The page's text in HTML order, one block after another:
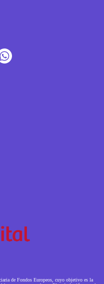
de Fondos Europeos, cuyo objetivo es la